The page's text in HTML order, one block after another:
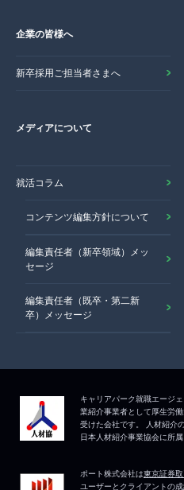
企業の皆様へ
新卒採用ご担当者さまへ
メディアについて
就活コラム
コンテンツ編集方針について
編集責任者（新卒領域）メッ
セージ
編集責任者（既卒・第二新
卒）メッセージ